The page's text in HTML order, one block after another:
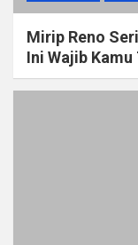
Mirip Reno
Ini Wajib